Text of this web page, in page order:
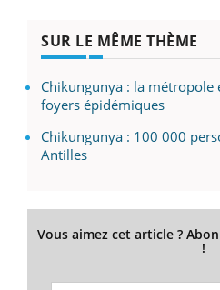
SUR LE MÊME THÈME
Chikungunya : la métropole
foyers épidémiques
Chikungunya : 100 000
Antilles
Vous aimez cet article ?
!